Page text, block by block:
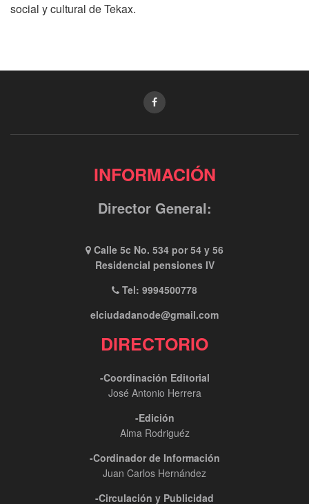
social y cultural de Tekax.
INFORMACIÓN
Director General:
Calle 5c No. 534 por 54 y 56
Residencial pensiones IV
Tel: 9994500778
elciudadanode@gmail.com
DIRECTORIO
-Coordinación Editorial
José Antonio Herrera
-Edición
Alma Rodriguéz
-Cordinador de Información
Juan Carlos Hernández
-Circulación y Publicidad